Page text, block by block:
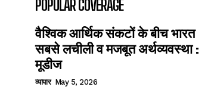
POPULAR COVERAGE
वैश्विक आर्थिक संकटों के बीच भारत
सबसे लचीली व मजबूत अर्थव्यवस्था :
मूडीज
व्यापार May 5, 2026